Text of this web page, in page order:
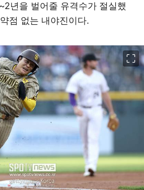
년을 벌어줄 유격수가 절실했
점 없는 내야진이다.